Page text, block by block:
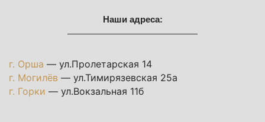
Наши адреса:
г. Орша — ул.Пролетарская 14
г. Могилёв — ул.Тимирязевская 25а
г. Горки — ул.Вокзальная 11б